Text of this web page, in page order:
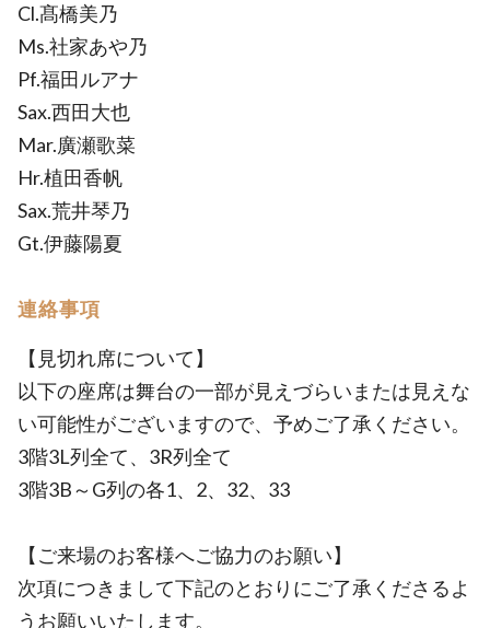
Cl.髙橋美乃
Ms.社家あや乃
Pf.福田ルアナ
Sax.西田大也
Mar.廣瀬歌菜
Hr.植田香帆
Sax.荒井琴乃
Gt.伊藤陽夏
連絡事項
【見切れ席について】
以下の座席は舞台の一部が見えづらいまたは見えな
い可能性がございますので、予めご了承ください。
3階3L列全て、3R列全て
3階3B～G列の各1、2、32、33
【ご来場のお客様へご協力のお願い】
次項につきまして下記のとおりにご了承くださるよ
うお願いいたします。